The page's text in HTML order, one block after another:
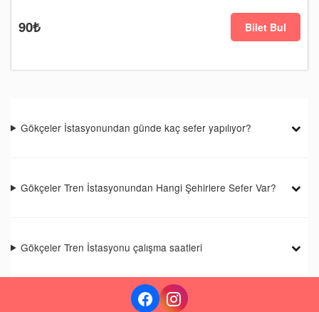
90₺ Bilet Bul
Gökçeler İstasyonundan günde kaç sefer yapılıyor?
Gökçeler Tren İstasyonundan Hangi Şehirlere Sefer Var?
Gökçeler Tren İstasyonu çalışma saatleri